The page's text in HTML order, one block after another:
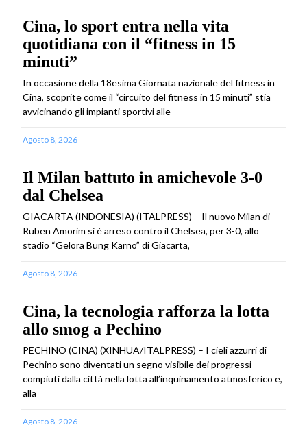
Cina, lo sport entra nella vita
quotidiana con il “fitness in 15
minuti”
In occasione della 18esima Giornata nazionale del fitness in
Cina, scoprite come il “circuito del fitness in 15 minuti” stia
avvicinando gli impianti sportivi alle
Agosto 8, 2026
Il Milan battuto in amichevole 3-0
dal Chelsea
GIACARTA (INDONESIA) (ITALPRESS) – Il nuovo Milan di
Ruben Amorim si è arreso contro il Chelsea, per 3-0, allo
stadio “Gelora Bung Karno” di Giacarta,
Agosto 8, 2026
Cina, la tecnologia rafforza la lotta
allo smog a Pechino
PECHINO (CINA) (XINHUA/ITALPRESS) – I cieli azzurri di
Pechino sono diventati un segno visibile dei progressi
compiuti dalla città nella lotta all’inquinamento atmosferico e,
alla
Agosto 8, 2026